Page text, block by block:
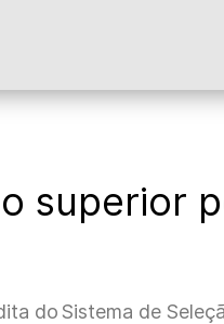
superior
do Sistema de